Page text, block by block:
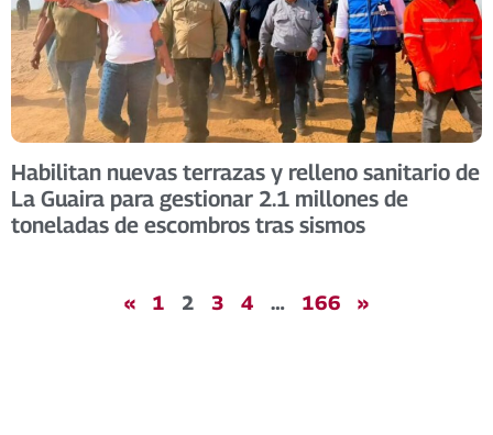
Habilitan nuevas terrazas y relleno sanitario de
La Guaira para gestionar 2.1 millones de
toneladas de escombros tras sismos
« 1 2 3 4 … 166 »